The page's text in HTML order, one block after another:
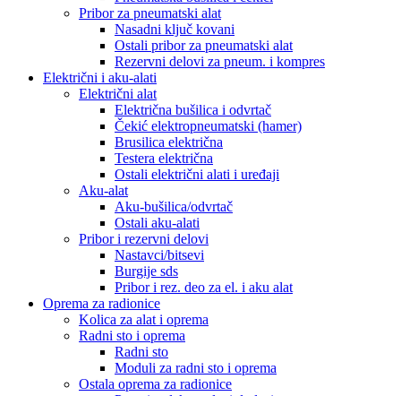
Pribor za pneumatski alat
Nasadni ključ kovani
Ostali pribor za pneumatski alat
Rezervni delovi za pneum. i kompres
Električni i aku-alati
Električni alat
Električna bušilica i odvrtač
Čekić elektropneumatski (hamer)
Brusilica električna
Testera električna
Ostali električni alati i uređaji
Aku-alat
Aku-bušilica/odvrtač
Ostali aku-alati
Pribor i rezervni delovi
Nastavci/bitsevi
Burgije sds
Pribor i rez. deo za el. i aku alat
Oprema za radionice
Kolica za alat i oprema
Radni sto i oprema
Radni sto
Moduli za radni sto i oprema
Ostala oprema za radionice